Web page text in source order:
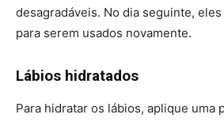
desagradáveis. No dia seguinte,
para serem usados novamente.
Lábios hidratados
Para hidratar os lábios, aplique uma